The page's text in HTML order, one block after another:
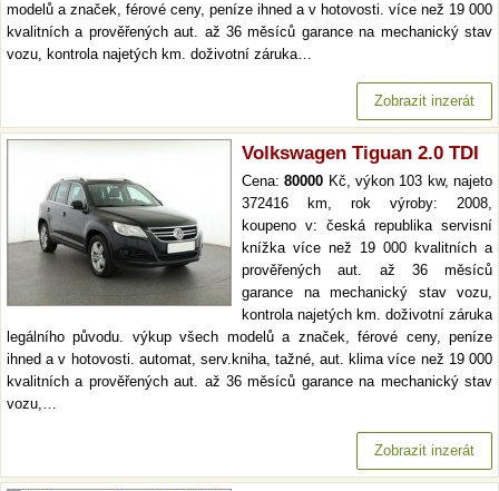
modelů a značek, férové ceny, peníze ihned a v hotovosti. více než 19 000
kvalitních a prověřených aut. až 36 měsíců garance na mechanický stav
vozu, kontrola najetých km. doživotní záruka…
Zobrazit inzerát
Volkswagen Tiguan 2.0 TDI
Cena:80000 Kč, výkon 103 kw, najeto
372416 km, rok výroby: 2008,
koupeno v: česká republika servisní
knížka více než 19 000 kvalitních a
prověřených aut. až 36 měsíců
garance na mechanický stav vozu,
kontrola najetých km. doživotní záruka
legálního původu. výkup všech modelů a značek, férové ceny, peníze
ihned a v hotovosti. automat, serv.kniha, tažné, aut. klima více než 19 000
kvalitních a prověřených aut. až 36 měsíců garance na mechanický stav
vozu,…
Zobrazit inzerát